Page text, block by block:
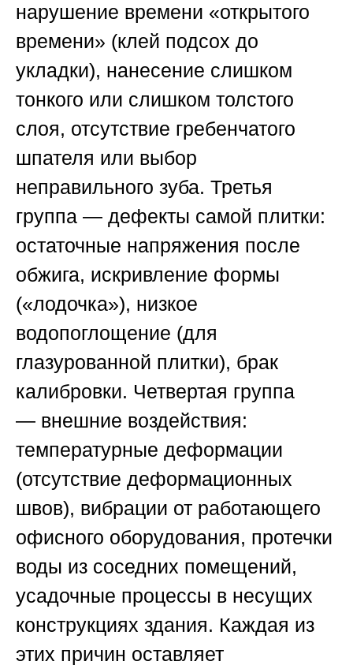
нарушение времени «открытого
времени» (клей подсох до
укладки), нанесение слишком
тонкого или слишком толстого
слоя, отсутствие гребенчатого
шпателя или выбор
неправильного зуба. Третья
группа — дефекты самой плитки:
остаточные напряжения после
обжига, искривление формы
(«лодочка»), низкое
водопоглощение (для
глазурованной плитки), брак
калибровки. Четвертая группа
— внешние воздействия:
температурные деформации
(отсутствие деформационных
швов), вибрации от работающего
офисного оборудования, протечки
воды из соседних помещений,
усадочные процессы в несущих
конструкциях здания. Каждая из
этих причин оставляет